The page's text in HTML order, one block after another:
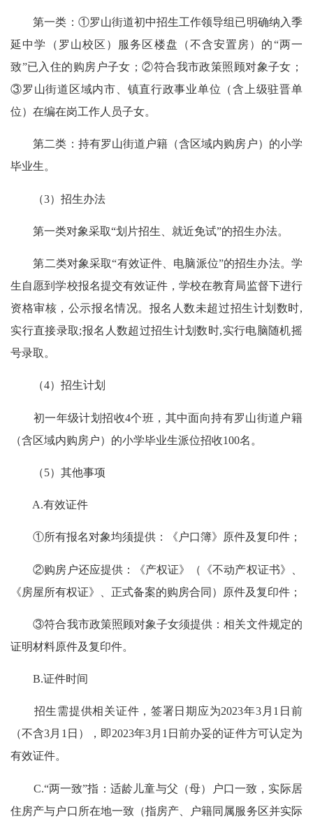
第一类：①罗山街道初中招生工作领导组已明确纳入季
延中学（罗山校区）服务区楼盘（不含安置房）的“两一
致”已入住的购房户子女；②符合我市政策照顾对象子女；
③罗山街道区域内市、镇直行政事业单位（含上级驻晋单
位）在编在岗工作人员子女。
第二类：持有罗山街道户籍（含区域内购房户）的小学
毕业生。
（3）招生办法
第一类对象采取“划片招生、就近免试”的招生办法。
第二类对象采取“有效证件、电脑派位”的招生办法。学
生自愿到学校报名提交有效证件，学校在教育局监督下进行
资格审核，公示报名情况。报名人数未超过招生计划数时,
实行直接录取;报名人数超过招生计划数时,实行电脑随机摇
号录取。
（4）招生计划
初一年级计划招收4个班，其中面向持有罗山街道户籍
（含区域内购房户）的小学毕业生派位招收100名。
（5）其他事项
A.有效证件
①所有报名对象均须提供：《户口簿》原件及复印件；
②购房户还应提供：《产权证》（《不动产权证书》、
《房屋所有权证》、正式备案的购房合同）原件及复印件；
③符合我市政策照顾对象子女须提供：相关文件规定的
证明材料原件及复印件。
B.证件时间
招生需提供相关证件，签署日期应为2023年3月1日前
（不含3月1日），即2023年3月1日前办妥的证件方可认定为
有效证件。
C.“两一致”指：适龄儿童与父（母）户口一致，实际居
住房产与户口所在地一致（指房产、户籍同属服务区并实际